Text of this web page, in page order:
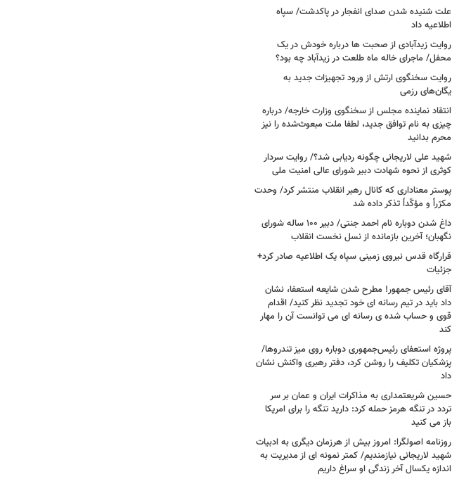
علت شنیده شدن صدای انفجار در پاکدشت/ سپاه
اطلاعیه داد
روایت زیدآبادی از صحبت ها درباره خودش در یک
محفل/ ماجرای خاله ماه طلعت در زیدآباد چه بود؟
روایت سخنگوی ارتش از ورود تجهیزات جدید به
یگان‌های رزمی
انتقاد نماینده مجلس از سخنگوی وزارت خارجه/ درباره
چیزی به نام توافق جدید، لطفا ملت مبعوث‌شده را نیز
محرم بدانید
شهید علی لاریجانی چگونه ردیابی شد؟/ روایت سردار
کوثری از نحوه شهادت دبیر شورای عالی امنیت ملی
پوستر معناداری که کانال رهبر انقلاب منتشر کرد/ وحدت
مکرّراً و مؤکّداً تذکر داده شد
داغ شدن دوباره نام احمد جنتی/ دبیر ۱۰۰ ساله شورای
نگهبان؛ آخرین بازمانده از نسل نخست انقلاب
قرارگاه قدس نیروی زمینی سپاه یک اطلاعیه صادر کرد+
جزئیات
آقای رئیس جمهور! مطرح شدن شایعه استعفا، نشان
داد باید در تیم رسانه ای خود تجدید نظر کنید/ اقدام
قوی و حساب شده ی رسانه ای می توانست آن را مهار
کند
پروژه استعفای رئیس‌جمهوری دوباره روی میز تندروها/
پزشکیان تکلیف را روشن کرد، دفتر رهبری واکنش نشان
داد
حسین شریعتمداری به مذاکرات ایران و عمان بر سر
تردد در تنگه هرمز حمله کرد: دارید تنگه را برای امریکا
باز می کنید
روزنامه اصولگرا: امروز بیش از هرزمان دیگری به ادبیات
شهید لاریجانی نیازمندیم/ کمتر نمونه ای از مدیریت به
اندازه یکسال آخر زندگی او سراغ داریم